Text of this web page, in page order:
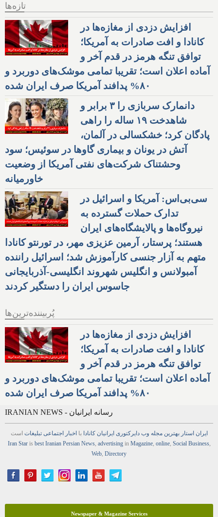
تازه‌ها
افزایش دزدی از مغازه‌ها در
کانادا و افت صادرات به آمریکا؛
توافق تنگه هرمز در قدم آخر و
آماده اعلان است؛ تقریبا تمامی موشک‌های دوربرد و
۸۰% پدافند آمریکا صرف ایران شده
دانمارک سربازی را ۳ برابر و
شاهدخت ۱۹ ساله را راهی
پادگان کرد؛ خشکسالی در آلمان،
آتش در یونان و بیماری گاوها در سوئیس؛ سود
وحشتناک شرکت‌های نفتی آمریکا از وضعیت
خاورمیانه
سی‌بی‌اس: آمریکا و اسرائیل در
تدارک حملات گسترده به
نیروگاه‌ها و پالایشگاه‌های ایران
هستند؛ پرستار، آرمین عزیزی مهر، در تورنتو کانادا
متهم به آزار جنسی کارآموزش شد؛ اسرائیل راننده
آمبولانس و انگلیس شهروند انگلیسی-آذربایجانی
جاسوس ایران را دستگیر کردند
پُربیننده‌ترین‌ها
افزایش دزدی از مغازه‌ها در
کانادا و افت صادرات به آمریکا؛
توافق تنگه هرمز در قدم آخر و
آماده اعلان است؛ تقریبا تمامی موشک‌های دوربرد و
۸۰% پدافند آمریکا صرف ایران شده
IRANIAN NEWS - رسانه ایرانیان
ایران استار بهترین مجله وب دایرکتوری ایرانیان کانادا با اخبار اجتماعی تبلیغات است
Iran Staris best Iranian Persian News, advertisingin Magazine, online, Social Business,
Web, Directory
Newspaper & Magazine Services